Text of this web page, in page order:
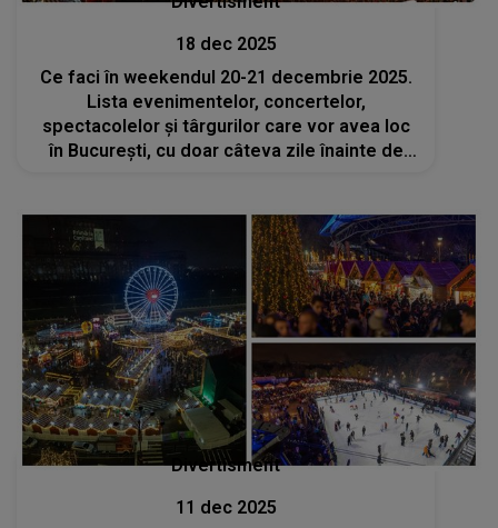
18 dec 2025
Ce faci în weekendul 20-21 decembrie 2025.
Lista evenimentelor, concertelor,
spectacolelor și târgurilor care vor avea loc
în București, cu doar câteva zile înainte de
Divertisment
11 dec 2025